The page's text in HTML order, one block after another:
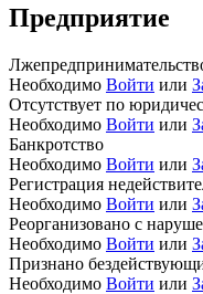
Предприятие
Необходимо Войти или
Отсутствует по
Необходимо Войти или
Банкротство
Необходимо Войти или
Регистрация
Необходимо Войти или
Реорганизовано с
Необходимо Войти или
Признано
Необходимо Войти или